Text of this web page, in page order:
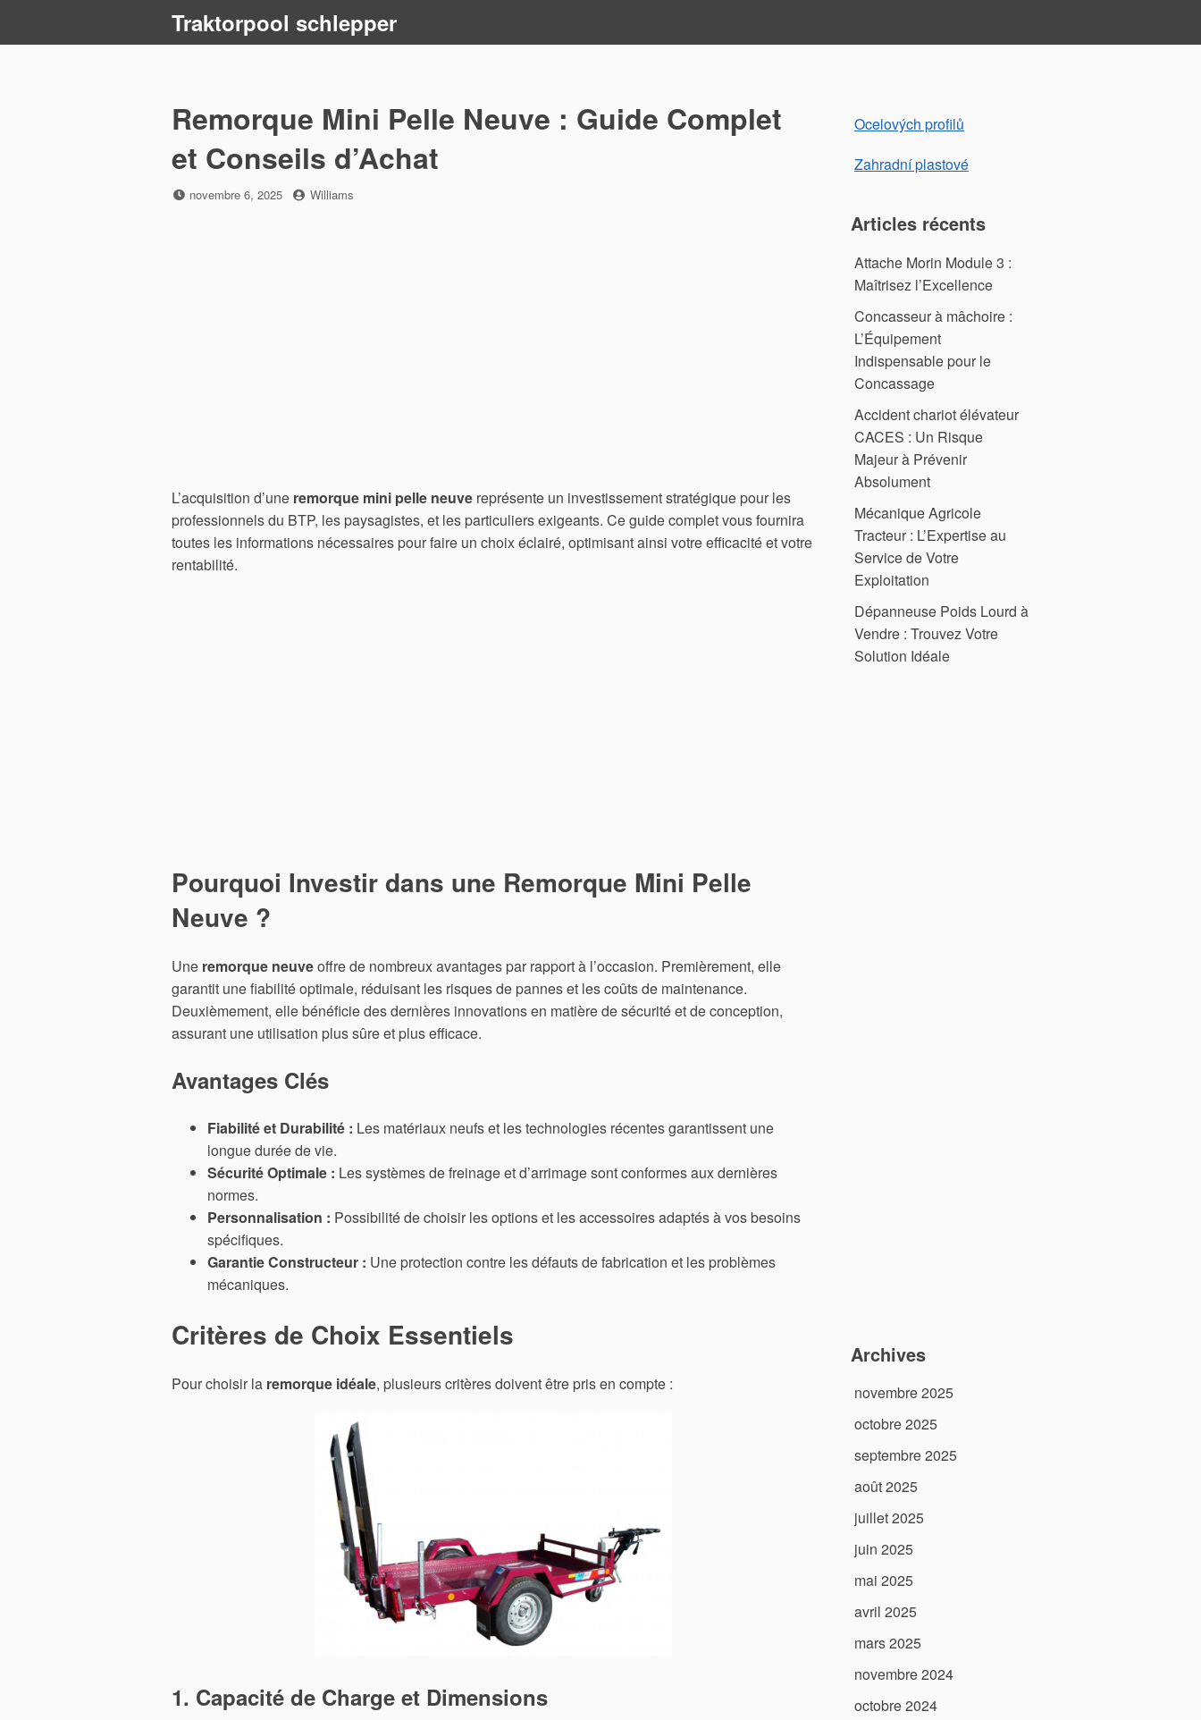
Traktorpool schlepper
Remorque Mini Pelle Neuve : Guide Complet
et Conseils d’Achat
Posted
novembre 6, 2025 by
Williams
L’acquisition d’une remorque mini pelle neuve représente un investissement stratégique pour les
professionnels du BTP, les paysagistes, et les particuliers exigeants. Ce guide complet vous fournira
toutes les informations nécessaires pour faire un choix éclairé, optimisant ainsi votre efficacité et votre
rentabilité.
Pourquoi Investir dans une Remorque Mini Pelle
Neuve ?
Une remorque neuveoffre de nombreux avantages par rapport à l’occasion. Premièrement, elle
garantit une fiabilité optimale, réduisant les risques de pannes et les coûts de maintenance.
Deuxièmement, elle bénéficie des dernières innovations en matière de sécurité et de conception,
assurant une utilisation plus sûre et plus efficace.
Avantages Clés
Fiabilité et Durabilité : Les matériaux neufs et les technologies récentes garantissent une
longue durée de vie.
Sécurité Optimale : Les systèmes de freinage et d’arrimage sont conformes aux dernières
normes.
Personnalisation : Possibilité de choisir les options et les accessoires adaptés à vos besoins
spécifiques.
Garantie Constructeur : Une protection contre les défauts de fabrication et les problèmes
mécaniques.
Critères de Choix Essentiels
Pour choisir la remorque idéale, plusieurs critères doivent être pris en compte :
1. Capacité de Charge et Dimensions
Ocelových profilů
Zahradní plastové
Articles récents
Attache Morin Module 3 :
Maîtrisez l’Excellence
Concasseur à mâchoire :
L’Équipement
Indispensable pour le
Concassage
Accident chariot élévateur
CACES : Un Risque
Majeur à Prévenir
Absolument
Mécanique Agricole
Tracteur : L’Expertise au
Service de Votre
Exploitation
Dépanneuse Poids Lourd à
Vendre : Trouvez Votre
Solution Idéale
Archives
novembre 2025
octobre 2025
septembre 2025
août 2025
juillet 2025
juin 2025
mai 2025
avril 2025
mars 2025
novembre 2024
octobre 2024